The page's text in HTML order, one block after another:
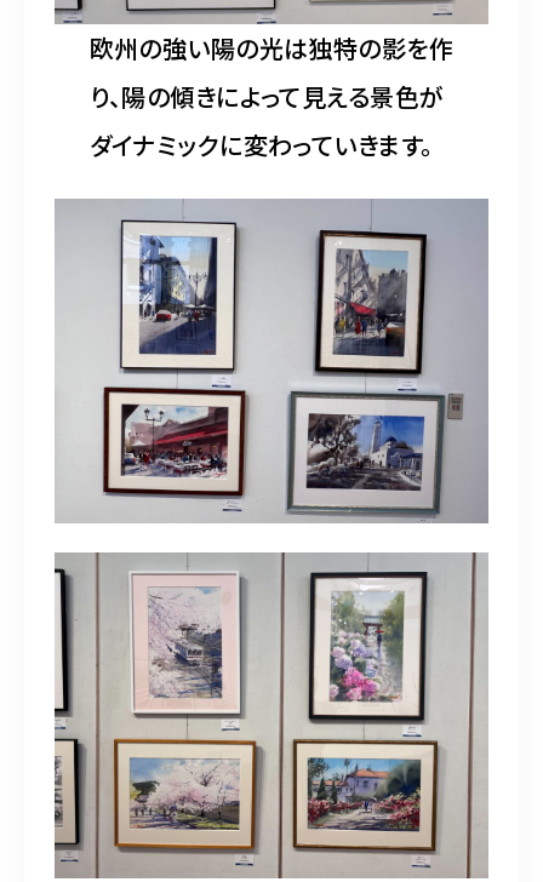
欧州の強い陽の光は独特の影を作
り、陽の傾きによって見える景色が
ダイナミックに変わっていきます。